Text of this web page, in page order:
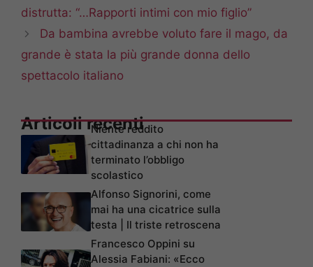
distrutta: “…Rapporti intimi con mio figlio”
Da bambina avrebbe voluto fare il mago, da
grande è stata la più grande donna dello
spettacolo italiano
Articoli recenti
Niente reddito
cittadinanza a chi non ha
terminato l’obbligo
scolastico
Alfonso Signorini, come
mai ha una cicatrice sulla
testa | Il triste retroscena
Francesco Oppini su
Alessia Fabiani: «Ecco